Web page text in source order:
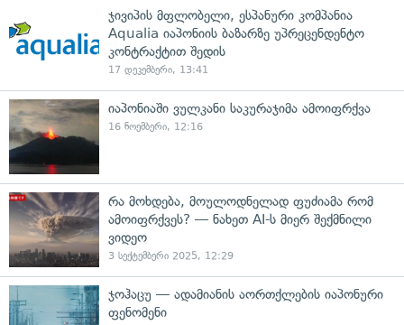
ჯივიპის მფლობელი, ესპანური კომპანია
Aqualia იაპონიის ბაზარზე უპრეცენდენტო
კონტრაქტით შედის
17 დეკემბერი, 13:41
იაპონიაში ვულკანი საკურაჯიმა ამოიფრქვა
16 ნოემბერი, 12:16
რა მოხდება, მოულოდნელად ფუძიამა რომ
ამოიფრქვეს? — ნახეთ AI-ს მიერ შექმნილი
ვიდეო
3 სექტემბერი 2025, 12:29
ჯოჰაცუ — ადამიანის აორთქლების იაპონური
ფენომენი